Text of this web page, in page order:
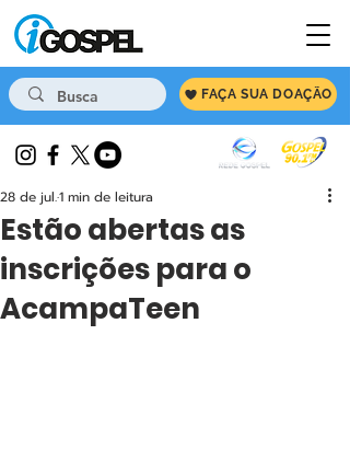
FAÇA SUA DOAÇÃO
Estão abertas as
inscrições para o
AcampaTeen
28 de jul.1 min de leitura